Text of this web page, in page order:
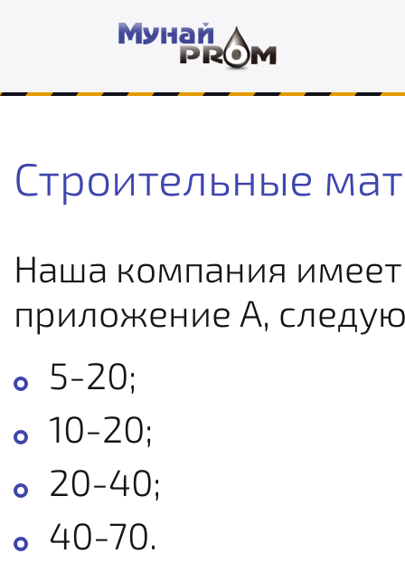
Строительные
Наша компания
приложение А,
5-20;
10-20;
20-40;
40-70.